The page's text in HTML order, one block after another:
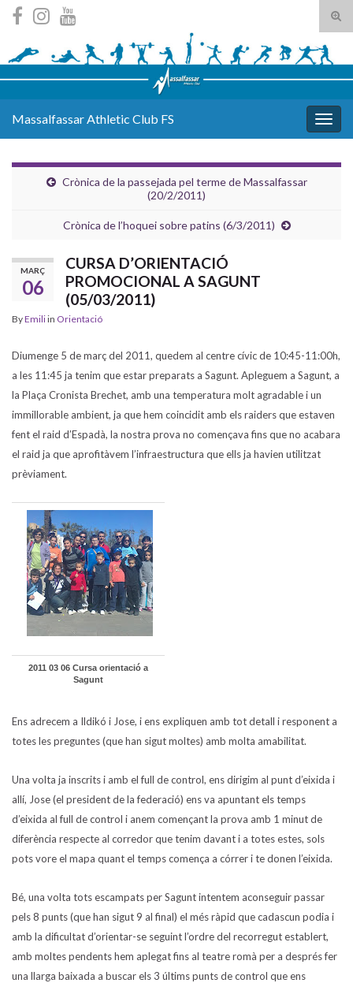
Search for:
Massalfassar Athletic Club FS
Crònica de la passejada pel terme de Massalfassar
(20/2/2011)
Crònica de l’hoquei sobre patins (6/3/2011)
MARÇ
06
CURSA D’ORIENTACIÓ
PROMOCIONAL A SAGUNT
(05/03/2011)
ByEmiliin Orientació
Diumenge 5 de març del 2011, quedem al centre cívic de 10:45-11:00h,
a les 11:45 ja tenim que estar preparats a Sagunt. Apleguem a Sagunt, a
la Plaça Cronista Brechet, amb una temperatura molt agradable i un
immillorable ambient, ja que hem coincidit amb els raiders que estaven
fent el raid d’Espadà, la nostra prova no començava fins que no acabara
el raid ja que aprofitàvem l’infraestructura que ells ja havien utilitzat
prèviament.
2011 03 06 Cursa orientació a
Sagunt
Ens adrecem a Ildikó i Jose, i ens expliquen amb tot detall i responent a
totes les preguntes (que han sigut moltes) amb molta amabilitat.
Una volta ja inscrits i amb el full de control, ens dirigim al punt d’eixida i
allí, Jose (el president de la federació) ens va apuntant els temps
d’eixida al full de control i anem començant la prova amb 1 minut de
diferència respecte al corredor que tenim davant i a totes estes, sols
pots vore el mapa quant el temps comença a córrer i te donen l’eixida.
Bé, una volta tots escampats per Sagunt intentem aconseguir passar
pels 8 punts (que han sigut 9 al final) el més ràpid que cadascun podia i
amb la dificultat d’orientar-se seguint l’ordre del recorregut establert,
amb moltes pendents hem aplegat fins al teatre romà per a després fer
una llarga baixada a buscar els 3 últims punts de control que ens